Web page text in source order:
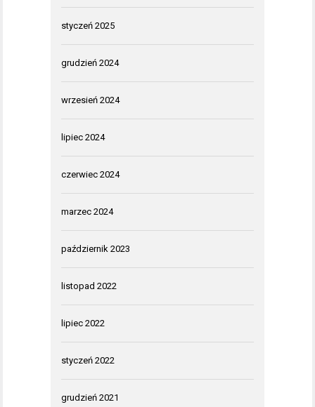
styczeń 2025
grudzień 2024
wrzesień 2024
lipiec 2024
czerwiec 2024
marzec 2024
październik 2023
listopad 2022
lipiec 2022
styczeń 2022
grudzień 2021